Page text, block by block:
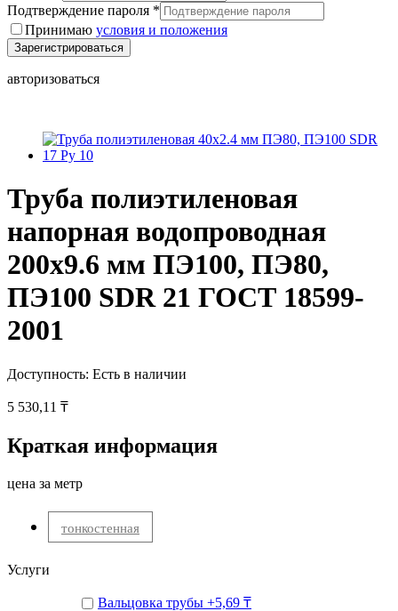
Подтверждение пароля *
Принимаю условия и положения
Зарегистрироваться
авторизоваться
Труба полиэтиленовая
напорная водопроводная
200х9.6 мм ПЭ100, ПЭ80,
ПЭ100 SDR 21 ГОСТ 18599-
2001
Доступность: Есть в наличии
5 530,11 ₸
Краткая информация
цена за метр
тонкостенная
Услуги
Вальцовка трубы +5,69 ₸